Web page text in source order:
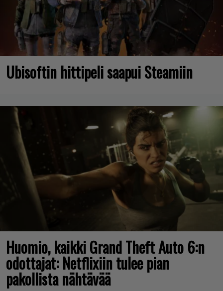
Ubisoftin hittipeli saapui Steamiin
Huomio, kaikki Grand Theft Auto 6:n
odottajat: Netflixiin tulee pian
pakollista nähtävää